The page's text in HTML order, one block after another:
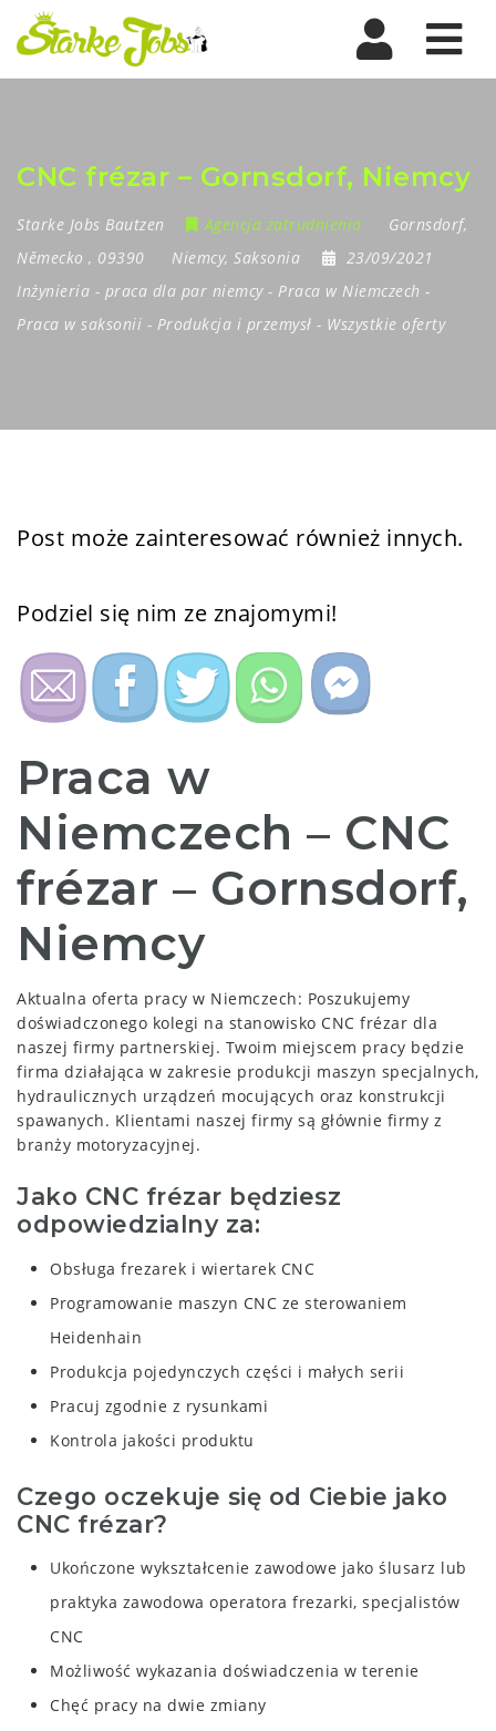
CNC frézar – Gornsdorf, Niemcy
Starke Jobs Bautzen Agencja zatrudnienia Gornsdorf,
Německo , 09390 Niemcy, Saksonia
23/09/2021
Inżynieria - praca dla par niemcy- Praca w Niemczech -
Praca w saksonii - Produkcja i przemysł - Wszystkie oferty
Post może zainteresować również innych.
Podziel się nim ze znajomymi!
Praca w
Niemczech – CNC
frézar – Gornsdorf,
Niemcy
Aktualna oferta pracy w Niemczech: Poszukujemy
doświadczonego kolegi na stanowisko CNC frézar dla
naszej firmy partnerskiej. Twoim miejscem pracy będzie
firma działająca w zakresie produkcji maszyn specjalnych,
hydraulicznych urządzeń mocujących oraz konstrukcji
spawanych. Klientami naszej firmy są głównie firmy z
branży motoryzacyjnej.
Jako CNC frézar będziesz
odpowiedzialny za:
Obsługa frezarek i wiertarek CNC
Programowanie maszyn CNC ze sterowaniem
Heidenhain
Produkcja pojedynczych części i małych serii
Pracuj zgodnie z rysunkami
Kontrola jakości produktu
Czego oczekuje się od Ciebie jako
CNC frézar?
Ukończone wykształcenie zawodowe jako ślusarz lub
praktyka zawodowa operatora frezarki, specjalistów
CNC
Możliwość wykazania doświadczenia w terenie
Chęć pracy na dwie zmiany